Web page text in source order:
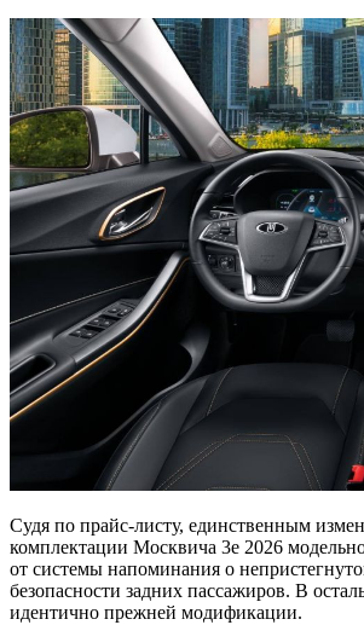
Судя по прайс-листу, единственным
комплектации Москвича 3e 2026
от системы напоминания о
безопасности задних пассажиров. В
идентично прежней модификации.